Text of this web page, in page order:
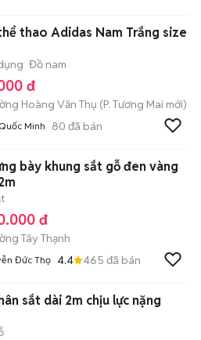
thao Adidas Nam Trắng size
Đồ nam
đ
Hoàng Văn Thụ (P. Tương Mai mới)
Minh 80 đã bán
bày khung sắt gỗ đen vàng
đ
Tây Thạnh
Đức Thọ 4.4 465 đã bán
sắt dài 2m chịu lực nặng